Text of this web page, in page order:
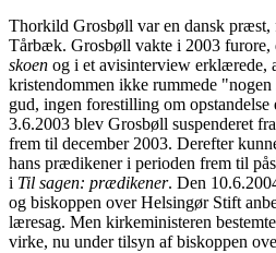
Thorkild Grosbøll var en dansk præst,
Tårbæk. Grosbøll vakte i 2003 furore,
skoen og i et avisinterview erklærede,
kristendommen ikke rummede
gud, ingen forestilling om
3.6.2003 blev Grosbøll suspenderet
frem til december 2003. Derefter
hans prædikener i perioden frem til
i Til sagen: prædikener. Den
og biskoppen over Helsingør Stift
læresag. Men kirkeministeren
virke, nu under tilsyn af biskoppen